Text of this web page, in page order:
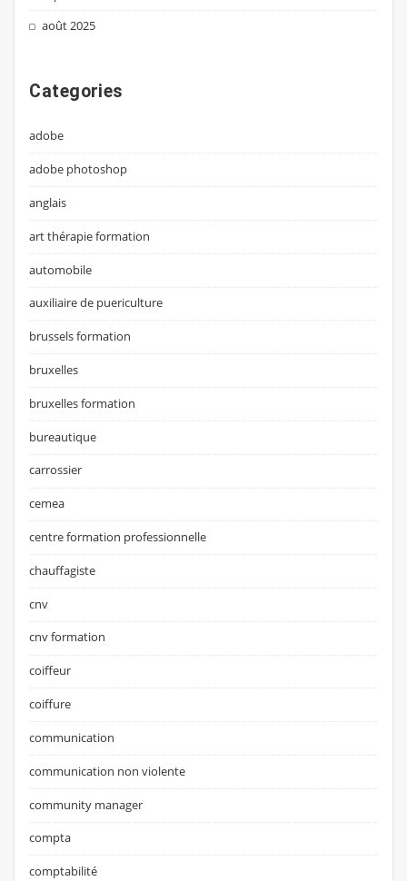
août 2025
Categories
adobe
adobe photoshop
anglais
art thérapie formation
automobile
auxiliaire de puericulture
brussels formation
bruxelles
bruxelles formation
bureautique
carrossier
cemea
centre formation professionnelle
chauffagiste
cnv
cnv formation
coiffeur
coiffure
communication
communication non violente
community manager
compta
comptabilité